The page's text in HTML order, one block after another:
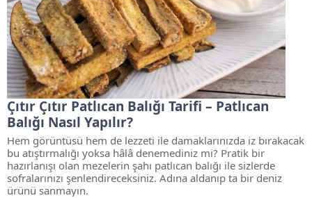
Çıtır Çıtır Patlıcan Balığı Tarifi – Patlıcan
Balığı Nasıl Yapılır?
Hem görüntüsü hem de lezzeti ile damaklarınızda iz bırakacak
bu atıştırmalığı yoksa hâlâ denemediniz mi? Pratik bir
hazırlanışı olan mezelerin şahı patlıcan balığı ile sizlerde
sofralarınızı şenlendireceksiniz. Adına aldanıp ta bir deniz
ürünü sanmayın.